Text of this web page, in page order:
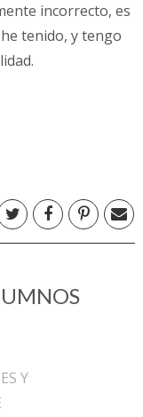
incorrecto, es
tenido, y tengo
Y